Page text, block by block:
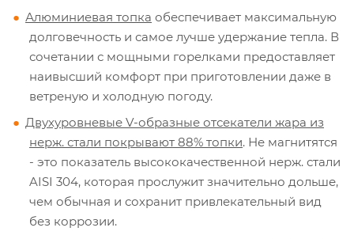
Алюминиевая топка обеспечивает максимальную
долговечность и самое лучше удержание тепла. В
сочетании с мощными горелками предоставляет
наивысший комфорт при приготовлении даже в
ветреную и холодную погоду.
Двухуровневые V-образные отсекатели жара из
нерж. стали покрывают 88% топки. Не магнитятся
- это показатель высококачественной нерж. стали
AISI 304, которая прослужит значительно дольше,
чем обычная и сохранит привлекательный вид
без коррозии.